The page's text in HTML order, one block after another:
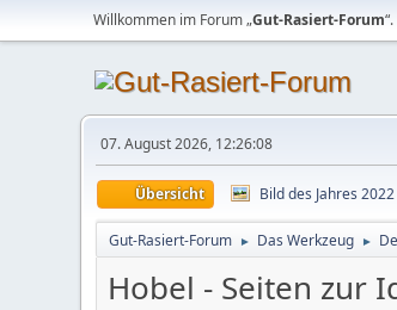
Willkommen im Forum „Gut-Rasiert-Forum“.
07. August 2026, 12:26:08
Übersicht Bild des Jahres 2022
Gut-Rasiert-Forum ► Das Werkzeug ►
Hobel - Seiten zur